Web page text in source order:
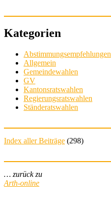
Kategorien
Abstimmungsempfehlungen
Allgemein
Gemeindewahlen
GV
Kantonsratswahlen
Regierungsratswahlen
Ständeratswahlen
Index aller Beiträge (298)
… zurück zu
Arth-online